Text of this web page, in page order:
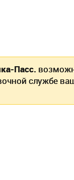
Пасс.
службе